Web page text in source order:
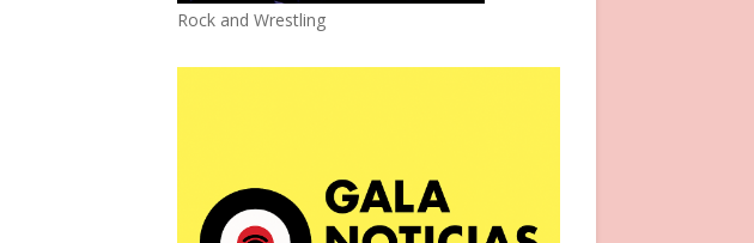
Rock and Wrestling